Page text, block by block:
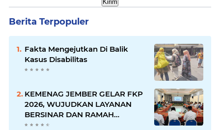
Berita Terpopuler
Fakta Mengejutkan Di Balik
Kasus Disabilitas
KEMENAG JEMBER GELAR FKP
2026, WUJUDKAN LAYANAN
BERSINAR DAN RAMAH
DISABILITAS